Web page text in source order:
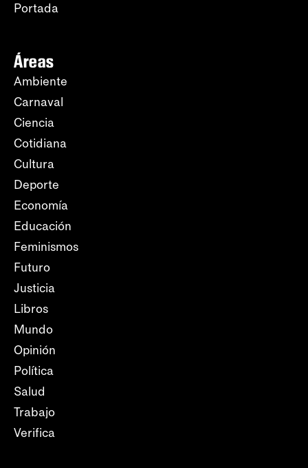
Portada
Áreas
Ambiente
Carnaval
Ciencia
Cotidiana
Cultura
Deporte
Economía
Educación
Feminismos
Futuro
Justicia
Libros
Mundo
Opinión
Política
Salud
Trabajo
Verifica